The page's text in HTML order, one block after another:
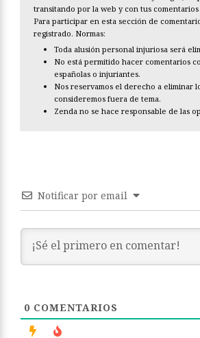
transitando por la web y con tus
Para participar en esta sección de
registrado. Normas:
Toda alusión personal injuriosa será
No está permitido hacer comentarios
españolas o injuriantes.
Nos reservamos el derecho a eliminar
consideremos fuera de tema.
Zenda no se hace responsable de las
Notificar por email
0 COMENTARIOS